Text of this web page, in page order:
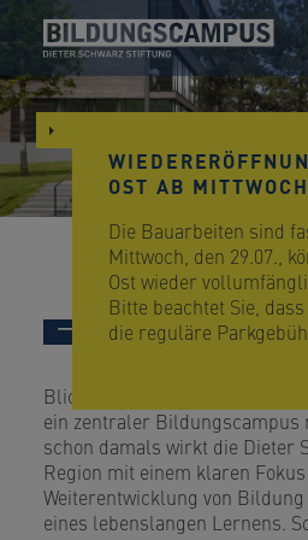
OST AB
Die Bauarbeiten sind
Mittwoch, den 29.07.,
Ost wieder
Bitte beachtet Sie,
die reguläre
Über uns
Blicken wir einmal 15 Jahre
ein zentraler Bildungscampus
schon damals wirkt die Dieter
Region mit einem klaren
Weiterentwicklung von
eines lebenslangen Lernens.